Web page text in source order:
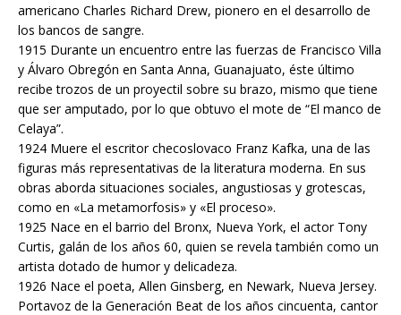
americano Charles Richard Drew, pionero en el desarrollo de
los bancos de sangre.
1915 Durante un encuentro entre las fuerzas de Francisco Villa
y Álvaro Obregón en Santa Anna, Guanajuato, éste último
recibe trozos de un proyectil sobre su brazo, mismo que tiene
que ser amputado, por lo que obtuvo el mote de “El manco de
Celaya”.
1924 Muere el escritor checoslovaco Franz Kafka, una de las
figuras más representativas de la literatura moderna. En sus
obras aborda situaciones sociales, angustiosas y grotescas,
como en «La metamorfosis» y «El proceso».
1925 Nace en el barrio del Bronx, Nueva York, el actor Tony
Curtis, galán de los años 60, quien se revela también como un
artista dotado de humor y delicadeza.
1926 Nace el poeta, Allen Ginsberg, en Newark, Nueva Jersey.
Portavoz de la Generación Beat de los años cincuenta, cantor